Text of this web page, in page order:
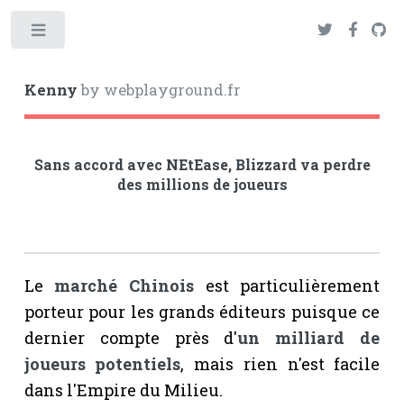
Kennyby webplayground.fr
Sans accord avec NEtEase, Blizzard va perdre
des millions de joueurs
Le marché Chinois est particulièrement
porteur pour les grands éditeurs puisque ce
dernier compte près d'un milliard de
joueurs potentiels, mais rien n'est facile
dans l'Empire du Milieu.